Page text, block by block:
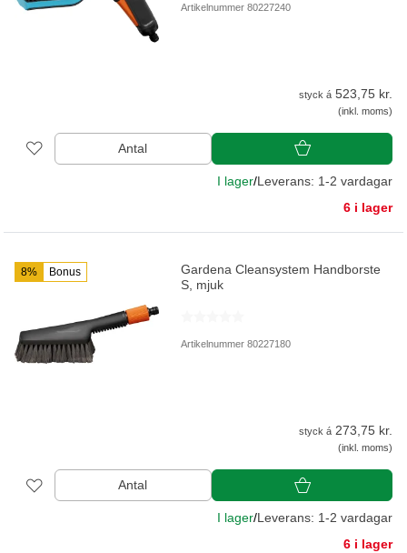
Artikelnummer 80227240
styck á 523,75 kr.
(inkl. moms)
Antal
I lager/Leverans: 1-2 vardagar
6 i lager
8% Bonus
Gardena Cleansystem Handborste
S, mjuk
Artikelnummer 80227180
styck á 273,75 kr.
(inkl. moms)
Antal
I lager/Leverans: 1-2 vardagar
6 i lager